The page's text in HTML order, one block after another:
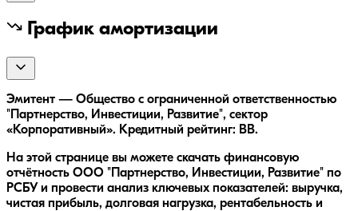
График амортизации
Эмитент — Общество с ограниченной ответственностью
"Партнерство, Инвестиции, Развитие", сектор
«Корпоративный». Кредитный рейтинг: BB.
На этой странице вы можете скачать финансовую
отчётность ООО "Партнерство, Инвестиции, Развитие" по
РСБУ и провести анализ ключевых показателей: выручка,
чистая прибыль, долговая нагрузка, рентабельность и